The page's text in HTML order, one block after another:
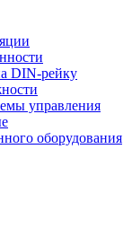
DIN-рейку
управления
оборудования